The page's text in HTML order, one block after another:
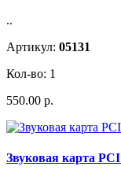
..
Артикул: 05131
Кол-во: 1
550.00 р.
Звуковая карта